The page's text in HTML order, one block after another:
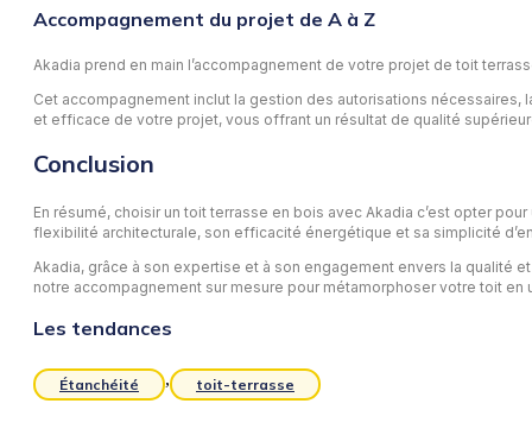
Accompagnement du projet de A à Z
Akadia prend en main l’accompagnement de votre projet de toit
Cet accompagnement inclut la gestion des autorisations
et efficace de votre projet, vous offrant un résultat de qualité
Conclusion
En résumé, choisir un toit terrasse en bois avec Akadia c’est opter
flexibilité architecturale, son efficacité énergétique et sa simplicité
Akadia, grâce à son expertise et à son engagement envers la qualité
notre accompagnement sur mesure pour métamorphoser votre toit
Les tendances
Étanchéité , toit-terrasse